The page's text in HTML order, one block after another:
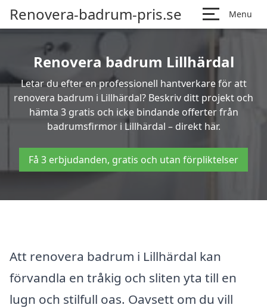
Renovera-badrum-pris.se Menu
Renovera badrum Lillhärdal
Letar du efter en professionell hantverkare för att
renovera badrum i Lillhärdal? Beskriv ditt projekt och
hämta 3 gratis och icke bindande offerter från
badrumsfirmor i Lillhärdal – direkt här.
Få 3 erbjudanden, gratis och utan förpliktelser
Att renovera badrum i Lillhärdal kan
förvandla en tråkig och sliten yta till en
lugn och stilfull oas. Oavsett om du vill